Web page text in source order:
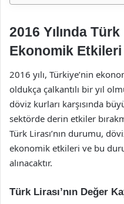
2016 Yılında
Ekonomik Etkileri
2016 yılı, Türkiye’nin
oldukça çalkantılı bir yıl
döviz kurları karşısında
sektörde derin etkiler
Türk Lirası’nın durumu,
ekonomik etkileri ve bu
alınacaktır.
Türk Lirası’nın Değer